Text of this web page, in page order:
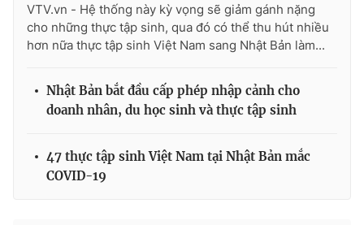
thuận bằng văn bản. Ghi rõ nguồn VTV.vn khi phát hành lại
thông tin từ website này.
VTV.vn - Hệ thống này kỳ vọng sẽ giảm gánh nặng
cho những thực tập sinh, qua đó có thể thu hút nhiều
hơn nữa thực tập sinh Việt Nam sang Nhật Bản làm...
Nhật Bản bắt đầu cấp phép nhập cảnh cho
doanh nhân, du học sinh và thực tập sinh
47 thực tập sinh Việt Nam tại Nhật Bản mắc
COVID-19